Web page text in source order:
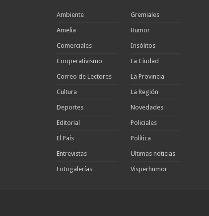
Ambiente
Amelia
Comerciales
Cooperativismo
Correo de Lectores
Cultura
Deportes
Editorial
El País
Entrevistas
Fotogalerías
Gremiales
Humor
Insólitos
La Ciudad
La Provincia
La Región
Novedades
Policiales
Política
Ultimas noticias
Visperhumor